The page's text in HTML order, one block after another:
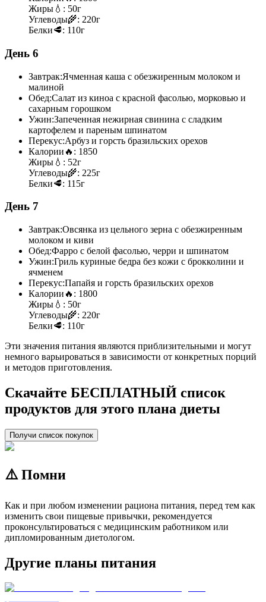
Жиры 💧: 50г
Углеводы🌾: 220г
Белки🥩: 110г
День 6
Завтрак:Ячменная каша с обезжиренным молоком и
малиной
Обед:Салат из киноа с красной фасолью, морковью и
сахарным горошком
Ужин:Запеченная нежирная свинина с сладким
картофелем и пареным шпинатом
Перекус:Арбуз и горсть бразильских орехов
Калории 🔥: 1850
Жиры 💧: 52г
Углеводы🌾: 225г
Белки🥩: 115г
День 7
Завтрак:Овсянка из цельного зерна с обезжиренным
молоком и киви
Обед:Фарро с белой фасолью, черри и шпинатом
Ужин:Гриль куриные бедра без кожи с брокколини и
ячменем
Перекус:Папайя и горсть бразильских орехов
Калории 🔥: 1800
Жиры 💧: 50г
Углеводы🌾: 220г
Белки🥩: 110г
Эти значения питания являются приблизительными и могут
немного варьироваться в зависимости от конкретных порций
и методов приготовления.
Скачайте БЕСПЛАТНЫЙ список
продуктов для этого плана диеты
Получи список покупок
⚠️ Помни
Как и при любом изменении рациона питания, перед тем как
изменить свои пищевые привычки, рекомендуется
проконсультироваться с медицинским работником или
дипломированным диетологом.
Другие планы питания